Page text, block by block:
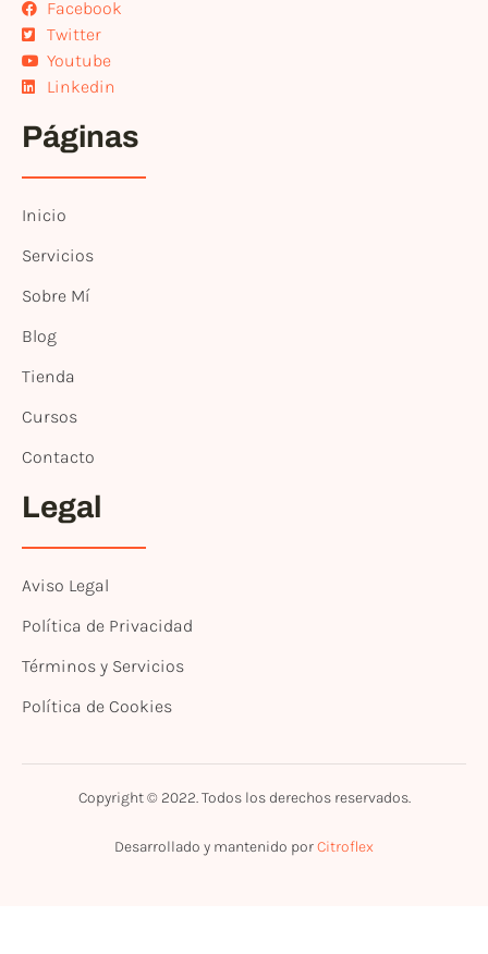
Facebook
Twitter
Youtube
Linkedin
Páginas
Inicio
Servicios
Sobre Mí
Blog
Tienda
Cursos
Contacto
Legal
Aviso Legal
Política de Privacidad
Términos y Servicios
Política de Cookies
Copyright © 2022. Todos los derechos reservados.
Desarrollado y mantenido porCitroflex